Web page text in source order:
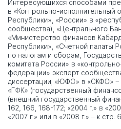
Интересующихся способами
в «Контрольно-исполнительный
Республики», «России» в
сообщества), «Центрального
«Министерство финансов
Республики», «Счетной палаты
по налогам и сборам,
комитета России» в
федерации» эксперт
диссертации; «ЮФО» в «СКФО» –
«ГФК» (государственный
(внешний государственный
162, 166, 168-172; «2004 г.» в
«2007 г.» или в «2008 г.» – к стр.